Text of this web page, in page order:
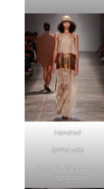
Handred
SPFW N58
Foto: Ze Takahashi /
@agfotosite